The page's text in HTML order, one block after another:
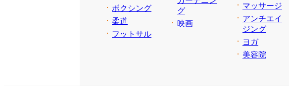
ボクシング
柔道
フットサル
グ
映画
マッサージ
アンチエイ
ジング
ヨガ
美容院